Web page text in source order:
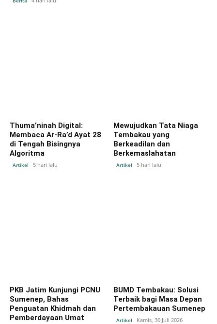
Thuma’ninah Digital:
Membaca Ar-Ra’d Ayat 28
di Tengah Bisingnya
Algoritma
Artikel 5 hari lalu
Mewujudkan Tata Niaga
Tembakau yang
Berkeadilan dan
Berkemaslahatan
Artikel 5 hari lalu
PKB Jatim Kunjungi PCNU
Sumenep, Bahas
Penguatan Khidmah dan
Pemberdayaan Umat
BUMD Tembakau: Solusi
Terbaik bagi Masa Depan
Pertembakauan Sumenep
Artikel Kamis, 30 Juli 2026